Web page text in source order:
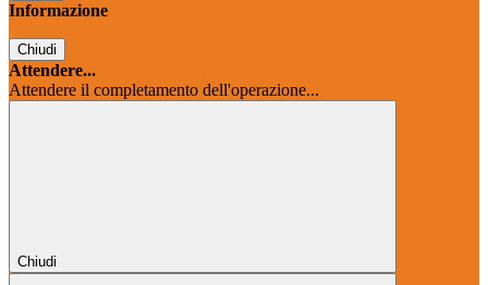
Informazione
Chiudi
Attendere...
Attendere il completamento dell'operazione...
Chiudi